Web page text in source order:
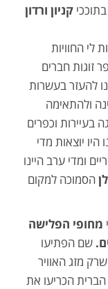
קניון ורדון
לי החוויות
זוגות חברים
להעזר בעשרות
ולהתאימה
בעיירות וכפרים
היו יוצאות מדי
ומדי ערב היינו
הסמוכה למקום
מחופי הפלישה
שם הפתיעו
מזג האוויר
הכריעו את